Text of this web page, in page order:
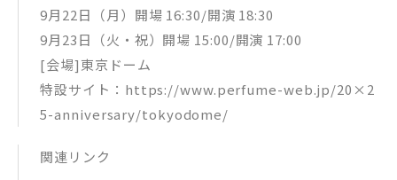
9月22日（月）開場 16:30/開演 18:30
9月23日（火・祝）開場 15:00/開演 17:00
[会場]東京ドーム
特設サイト：https://www.perfume-web.jp/20×2
5-anniversary/tokyodome/
関連リンク